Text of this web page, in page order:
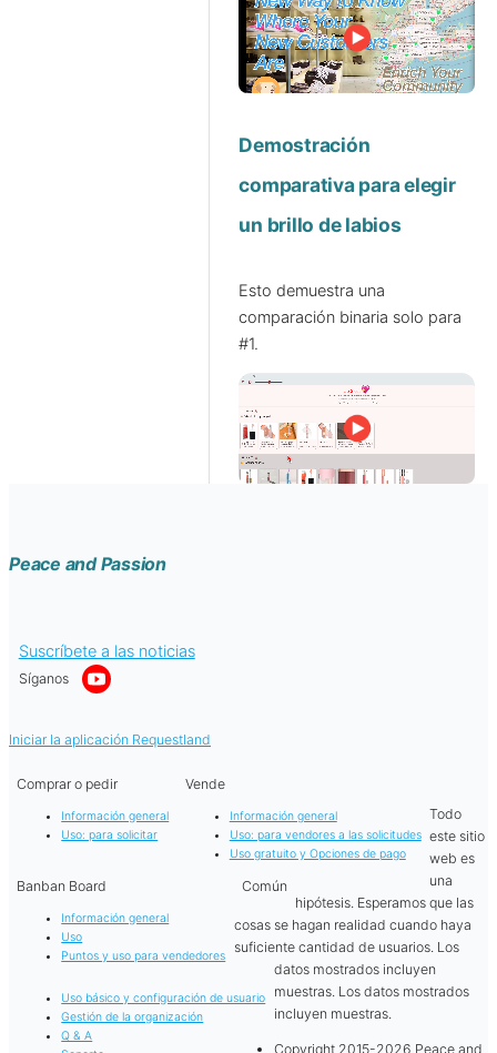
Demostración
comparativa para elegir
un brillo de labios
Esto demuestra una
comparación binaria solo para
#1.
Peace and Passion
Suscríbete a las noticias
Síganos
Iniciar la aplicación Requestland
Comprar o pedir
Información general
Uso: para solicitar
Vende
Información general
Uso: para vendores a las solicitudes
Uso gratuito y Opciones de pago
Banban Board
Información general
Uso
Puntos y uso para vendedores
Común
Uso básico y configuración de usuario
Gestión de la organización
Q & A
Todo
este sitio
web es
una
hipótesis. Esperamos que las
cosas se hagan realidad cuando haya
suficiente cantidad de usuarios. Los
datos mostrados incluyen
muestras. Los datos mostrados
incluyen muestras.
Copyright 2015-2026 Peace and